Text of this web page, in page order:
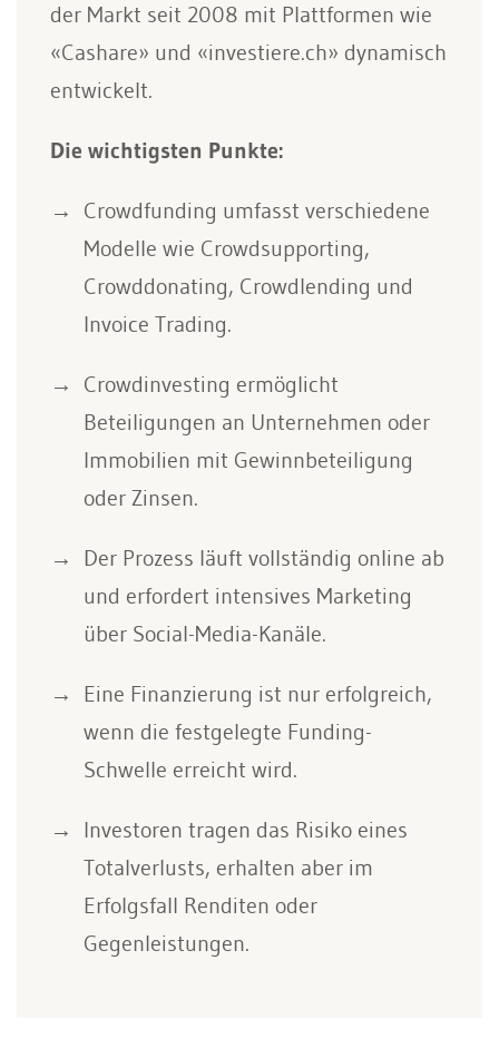
der Markt seit 2008 mit Plattformen wie
«Cashare» und «investiere.ch» dynamisch
entwickelt.
Die wichtigsten Punkte:
Crowdfunding umfasst verschiedene
Modelle wie Crowdsupporting,
Crowddonating, Crowdlending und
Invoice Trading.
Crowdinvesting ermöglicht
Beteiligungen an Unternehmen oder
Immobilien mit Gewinnbeteiligung
oder Zinsen.
Der Prozess läuft vollständig online ab
und erfordert intensives Marketing
über Social-Media-Kanäle.
Eine Finanzierung ist nur erfolgreich,
wenn die festgelegte Funding-
Schwelle erreicht wird.
Investoren tragen das Risiko eines
Totalverlusts, erhalten aber im
Erfolgsfall Renditen oder
Gegenleistungen.